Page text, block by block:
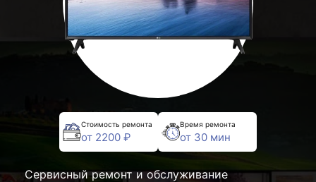
Стоимость ремонта
от 2200 ₽
Время ремонта
от 30 мин
Сервисный ремонт и обслуживание